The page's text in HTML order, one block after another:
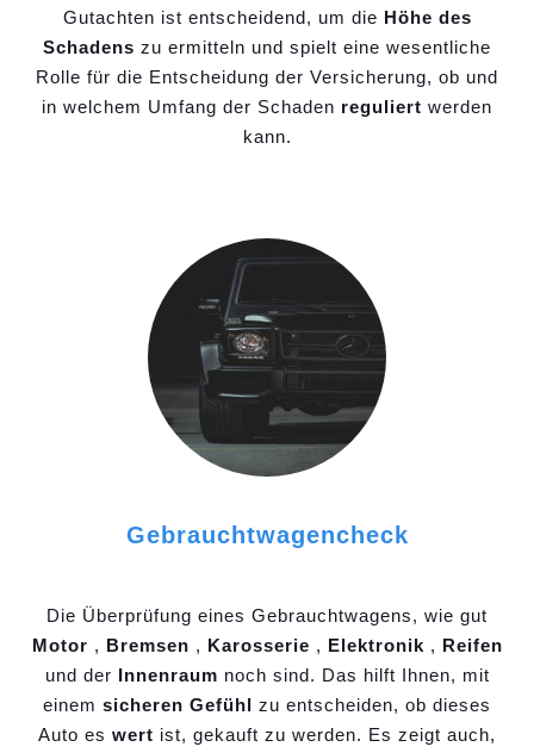
Gutachten ist entscheidend, um die Höhe des
Schadens zu ermitteln und spielt eine wesentliche
Rolle für die Entscheidung der Versicherung, ob und
in welchem Umfang der Schaden reguliert werden
kann.
Gebrauchtwagencheck
Die Überprüfung eines Gebrauchtwagens, wie gut
Motor , Bremsen , Karosserie , Elektronik , Reifen
und der Innenraum noch sind. Das hilft Ihnen, mit
einem sicheren Gefühl zu entscheiden, ob dieses
Auto es wert ist, gekauft zu werden. Es zeigt auch,